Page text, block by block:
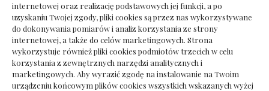
internetowej oraz realizację podstawowych jej funkcji, a po
uzyskaniu Twojej zgody, pliki cookies są przez nas wykorzystywane
do dokonywania pomiarów i analiz korzystania ze strony
internetowej, a także do celów marketingowych. Strona
wykorzystuje również pliki cookies podmiotów trzecich w celu
korzystania z zewnętrznych narzędzi analitycznych i
marketingowych. Aby wyrazić zgodę na instalowanie na Twoim
urządzeniu końcowym plików cookies wszystkich wskazanych wyżej
Deska podłogowa do salonu: jak wybrać bez
pośpiechu